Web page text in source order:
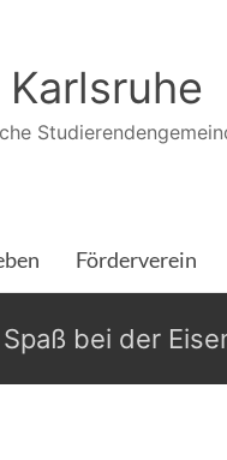
Karlsruhe
Förderverein
bei der